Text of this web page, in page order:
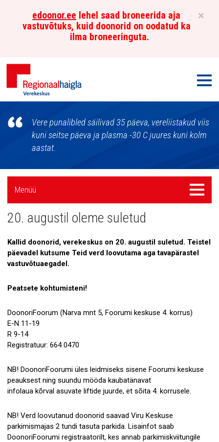
×
edoonor.ee lehel saad broneerida aja
vastuvõtuks, kuid doonorid on oodatud ka
ilma broneeringuta.
Põhja-
Eesti
Regionaalhaigla
Verekeskus
Vere punalibled säilivad 35 päeva, vereliistakud viis
kuni seitse päeva ja plasma -30 C juures kuni kolm
aastat.
Külgpaani
navigatsioon
Menüü
Menüü
Uudised
Galerii
Koostöö
Andmekaitse
20. augustil oleme suletud
Kallid doonorid, verekeskus on 20. augustil suletud. Teistel
päevadel kutsume Teid verd loovutama aga tavapärastel
vastuvõtuaegadel.
Peatsete kohtumisteni!
DoonoriFoorum (Narva mnt 5, Foorumi keskuse 4. korrus)
E-N 11-19
R 9-14
Registratuur: 664 0470
NB! DoonoriFoorumi üles leidmiseks sisene Foorumi keskuse
peauksest ning suundu mööda kaubatänavat
infolaua kõrval asuvate liftide juurde, et sõita 4. korrusele.
NB! Verd loovutanud doonorid saavad Viru Keskuse
parkimismajas 2 tundi tasuta parkida. Lisainfot saab
DoonoriFoorumi registraatorilt, kes annab parkimiskviitungile